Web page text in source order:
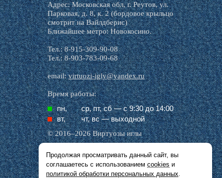
Адрес: Московская обл, г. Реутов, ул.
Парковая, д. 8, к. 2 (бордовое крыльцо
смотрит на Вайлдберис)
Ближайшее метро: Новокосино.
Тел.: 8-915-309-90-08
Тел.: 8-903-783-09-68
email:virtuozi-igly@yandex.ru
Время работы:
пн,
ср, пт, cб — с 9:30 до 14:00
вт,
чт, вс — выходной
© 2016–2026 Виртуозы иглы
Все названия производителей, символика и
описания, присутствующие в наших картинках
и тексте, используются исключительно в целях
Продолжая просматривать данный сайт, вы
соглашаетесь с использованием cookies и
политикой обработки персональных данных.